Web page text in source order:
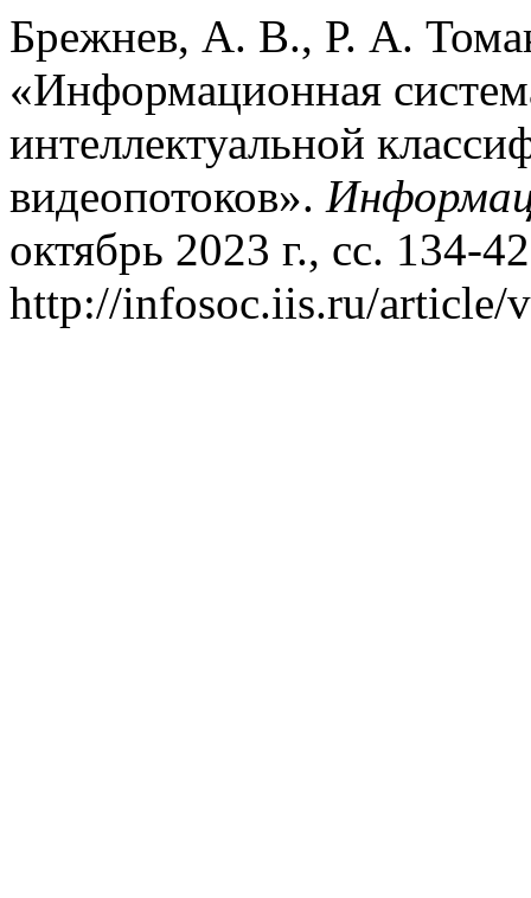
Брежнев, А. В., Р. А.
«Информационная
интеллектуальной
видеопотоков».
октябрь 2023 г., сс. 134-
http://infosoc.iis.ru/article/